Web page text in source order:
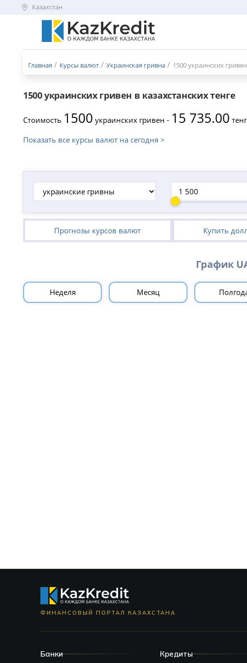
Казахстан
Меню
Главная Курсы валют Украинская гривна 1500 украинских
1500 украинских гривен в казахстанских тенге
Стоимость 1500 украинских гривен - 15 735.00
Показать все курсы валют на сегодня >
Прогнозы курсов валют Купить
График
Неделя Месяц
ФИНАНСОВЫЙ ПОРТАЛ КАЗАХСТАНА
Банки Кредиты